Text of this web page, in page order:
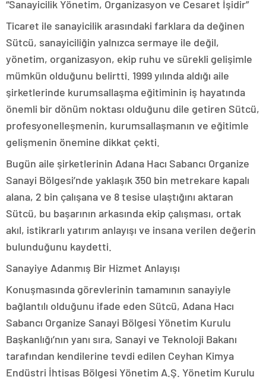
“Sanayicilik Yönetim, Organizasyon ve Cesaret İşidir”
Ticaret ile sanayicilik arasındaki farklara da değinen
Sütcü, sanayiciliğin yalnızca sermaye ile değil,
yönetim, organizasyon, ekip ruhu ve sürekli gelişimle
mümkün olduğunu belirtti. 1999 yılında aldığı aile
şirketlerinde kurumsallaşma eğitiminin iş hayatında
önemli bir dönüm noktası olduğunu dile getiren Sütcü,
profesyonelleşmenin, kurumsallaşmanın ve eğitimle
gelişmenin önemine dikkat çekti.
Bugün aile şirketlerinin Adana Hacı Sabancı Organize
Sanayi Bölgesi’nde yaklaşık 350 bin metrekare kapalı
alana, 2 bin çalışana ve 8 tesise ulaştığını aktaran
Sütcü, bu başarının arkasında ekip çalışması, ortak
akıl, istikrarlı yatırım anlayışı ve insana verilen değerin
bulunduğunu kaydetti.
Sanayiye Adanmış Bir Hizmet Anlayışı
Konuşmasında görevlerinin tamamının sanayiyle
bağlantılı olduğunu ifade eden Sütcü, Adana Hacı
Sabancı Organize Sanayi Bölgesi Yönetim Kurulu
Başkanlığı’nın yanı sıra, Sanayi ve Teknoloji Bakanı
tarafından kendilerine tevdi edilen Ceyhan Kimya
Endüstri İhtisas Bölgesi Yönetim A.Ş. Yönetim Kurulu